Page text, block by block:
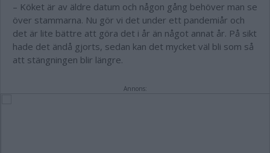
– Köket är av äldre datum och någon gång behöver man se
över stammarna. Nu gör vi det under ett pandemiår och
det är lite bättre att göra det i år än något annat år. På sikt
hade det ändå gjorts, sedan kan det mycket väl bli som så
att stängningen blir längre.
Annons: